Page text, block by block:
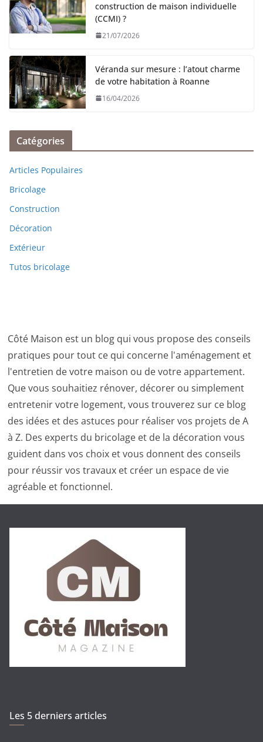
construction de maison individuelle
(CCMI) ?
21/07/2026
Véranda sur mesure : l’atout charme
de votre habitation à Roanne
16/04/2026
Catégories
Articles Populaires
Bricolage
Construction
Décoration
Extérieur
Tutos bricolage
Côté Maison est un blog qui vous propose des conseils
pratiques pour tout ce qui concerne l'aménagement et
l'entretien de votre maison ou de votre appartement.
Que vous souhaitiez rénover, décorer ou simplement
entretenir votre logement, vous trouverez sur ce blog
des idées et des astuces pour réaliser vos projets de A
à Z. Des experts du bricolage et de la décoration vous
guident dans vos choix et vous donnent des conseils
pour réussir vos travaux et créer un espace de vie
agréable et fonctionnel.
Les 5 derniers articles